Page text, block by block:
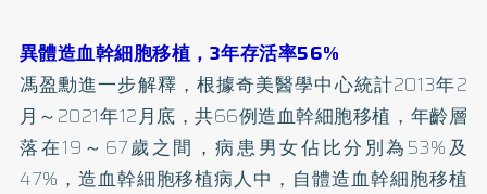
異體造血幹細胞移植，3年存活率56%
馮盈勳進一步解釋，根據奇美醫學中心統計2013年2
月～2021年12月底，共66例造血幹細胞移植，年齡層
落在19～67歲之間，病患男女佔比分別為53%及
47%，造血幹細胞移植病人中，自體造血幹細胞移植